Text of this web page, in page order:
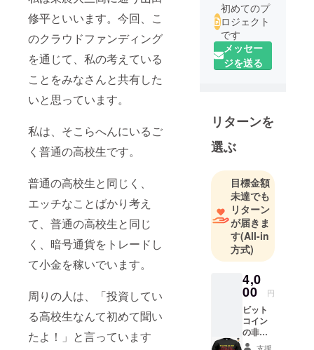
修平といいます。今回、こ
のクラウドファンディング
を通じて、私の考えている
ことをみなさんと共有した
いと思っています。
私は、そこらへんにいるご
く普通の高校生です。
普通の高校生と同じく、
エッチなことばかり考え
て、普通の高校生と同じ
く、暗号通貨をトレードし
て小金を稼いでいます。
周りの人は、「投資してい
る高校生なんて初めて聞い
たよ！」と言っています
初めてのプ
ロジェクト
です
メッセー
ジを送る
リターンを
選ぶ
目標金額
未達でも
リターン
が届きま
す(All-in
方式)
4,0
00 円
ビット
コイン
の非中
央集権